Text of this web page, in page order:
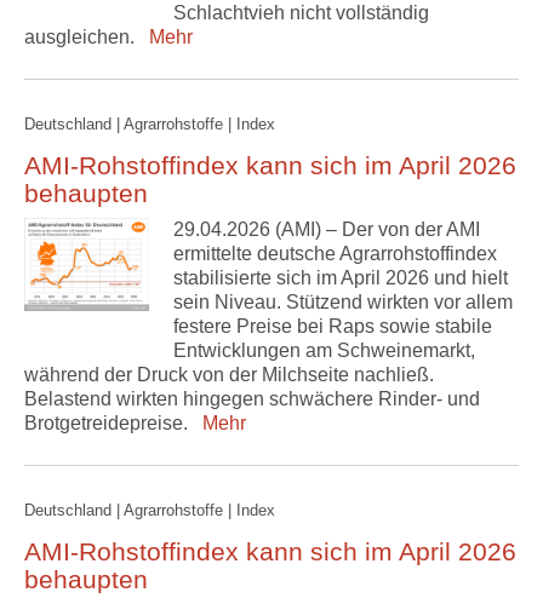
Schlachtvieh nicht vollständig
ausgleichen.
Mehr
Deutschland | Agrarrohstoffe | Index
AMI-Rohstoffindex kann sich im April 2026
behaupten
29.04.2026 (AMI) – Der von der AMI
ermittelte deutsche Agrarrohstoffindex
stabilisierte sich im April 2026 und hielt
sein Niveau. Stützend wirkten vor allem
festere Preise bei Raps sowie stabile
Entwicklungen am Schweinemarkt,
während der Druck von der Milchseite nachließ.
Belastend wirkten hingegen schwächere Rinder- und
Brotgetreidepreise.
Mehr
Deutschland | Agrarrohstoffe | Index
AMI-Rohstoffindex kann sich im April 2026
behaupten